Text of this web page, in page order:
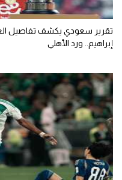
تقرير سعودي يكشف تفاصيل
إبراهيم.. ورد الأهلي